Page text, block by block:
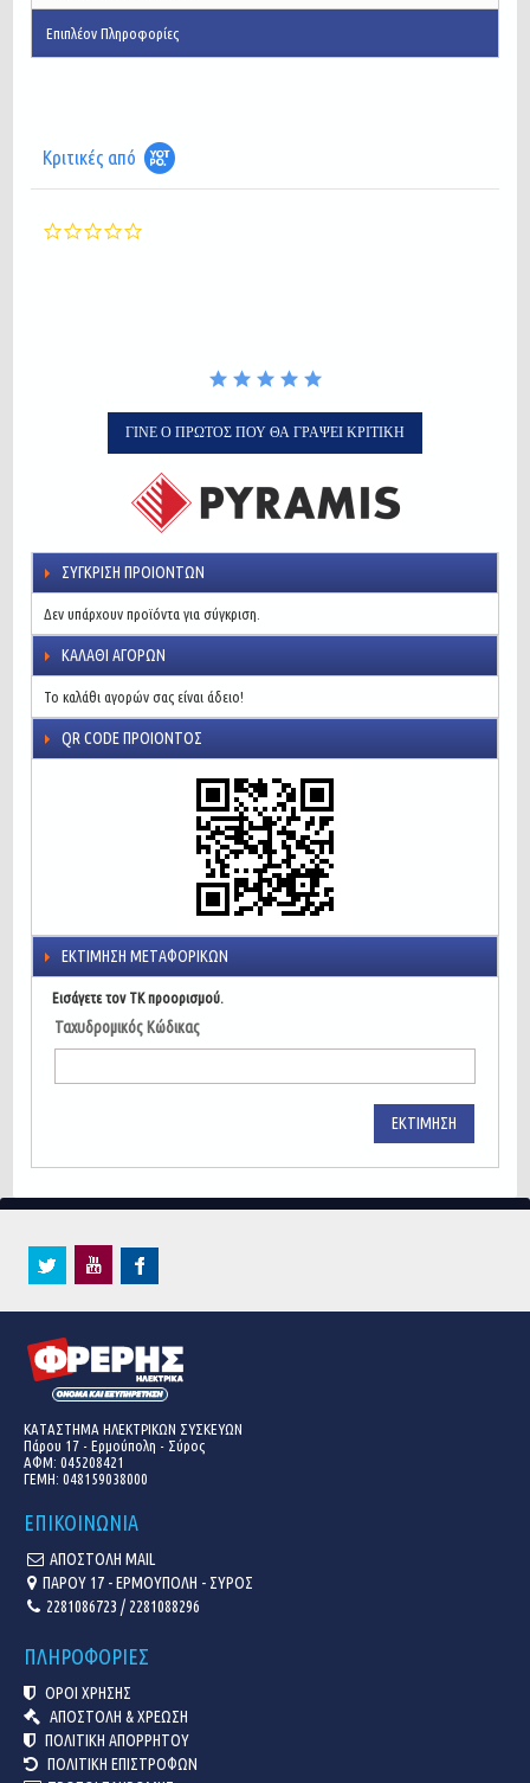
Επιπλέον Πληροφορίες
Κριτικές από
ΓΊΝΕ Ο ΠΡΏΤΟΣ ΠΟΥ ΘΑ ΓΡΆΨΕΙ ΚΡΙΤΙΚΉ
ΣΎΓΚΡΙΣΗ ΠΡΟΙΌΝΤΩΝ
Δεν υπάρχουν προϊόντα για σύγκριση.
ΚΑΛΆΘΙ ΑΓΟΡΏΝ
Το καλάθι αγορών σας είναι άδειο!
QR CODE ΠΡΟΙΌΝΤΟΣ
ΕΚΤΊΜΗΣΗ ΜΕΤΑΦΟΡΙΚΏΝ
Εισάγετε τον ΤΚ προορισμού.
Ταχυδρομικός Κώδικας
ΕΚΤΊΜΗΣΗ
ΚΑΤΑΣΤΗΜΑ ΗΛΕΚΤΡΙΚΩΝ ΣΥΣΚΕΥΩΝ
Πάρου 17 - Ερμούπολη - Σύρος
ΑΦΜ: 045208421
ΓΕΜΗ: 048159038000
ΕΠΙΚΟΙΝΩΝΙΑ
ΑΠΟΣΤΟΛΗ MAIL
ΠΑΡΟΥ 17 - ΕΡΜΟΥΠΟΛΗ - ΣΥΡΟΣ
2281086723 / 2281088296
ΠΛΗΡΟΦΟΡΙΕΣ
ΟΡΟΙ ΧΡΗΣΗΣ
ΑΠΟΣΤΟΛΗ & ΧΡΕΩΣΗ
ΠΟΛΙΤΙΚΗ ΑΠΟΡΡΗΤΟΥ
ΠΟΛΙΤΙΚΗ ΕΠΙΣΤΡΟΦΩΝ